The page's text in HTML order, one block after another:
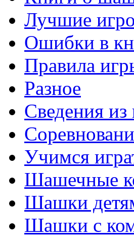
Лучшие
Ошибки в
Правила
Разное
Сведения из
Учимся
Шашечные
Шашки
Шашки с